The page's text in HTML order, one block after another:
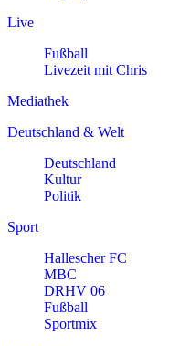
Live
Fußball
Livezeit mit Chris
Mediathek
Deutschland & Welt
Deutschland
Kultur
Politik
Sport
Hallescher FC
MBC
DRHV 06
Fußball
Sportmix